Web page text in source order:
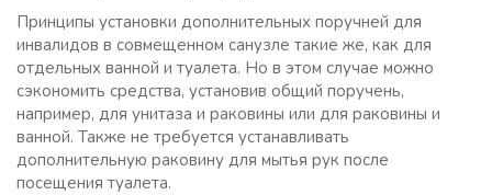
Принципы установки дополнительных поручней для
инвалидов в совмещенном санузле такие же, как для
отдельных ванной и туалета. Но в этом случае можно
сэкономить средства, установив общий поручень,
например, для унитаза и раковины или для раковины и
ванной. Также не требуется устанавливать
дополнительную раковину для мытья рук после
посещения туалета.